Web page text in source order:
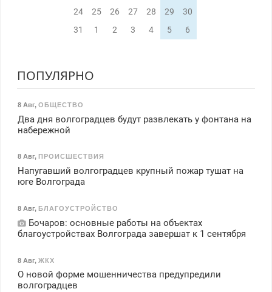
24
25 26 27 28 29
30
31
1 2 3 4 5 6
ПОПУЛЯРНО
8 Авг, ОБЩЕСТВО
Два дня волгоградцев будут развлекать у фонтана на
набережной
8 Авг, ПРОИСШЕСТВИЯ
Напугавший волгоградцев крупный пожар тушат на
юге Волгограда
8 Авг, БЛАГОУСТРОЙСТВО
Бочаров: основные работы на объектах
благоустройствах Волгограда завершат к 1 сентября
8 Авг, ЖКХ
О новой форме мошенничества предупредили
волгоградцев